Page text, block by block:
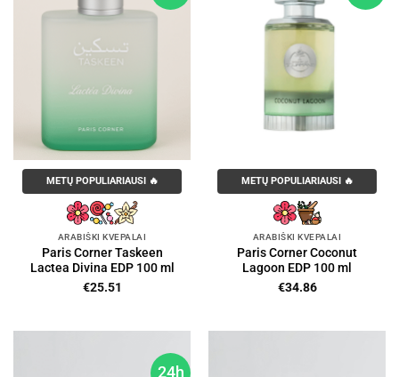
METŲ POPULIARIAUSI 🔥
ARABIŠKI KVEPALAI
Paris Corner Taskeen
Lactea Divina EDP 100 ml
€25.51
METŲ POPULIARIAUSI 🔥
ARABIŠKI KVEPALAI
Paris Corner Coconut
Lagoon EDP 100 ml
€34.86
24h